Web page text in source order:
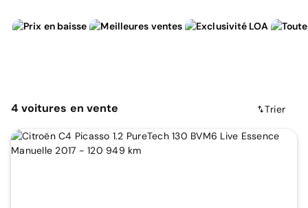
4 voitures en vente Trier